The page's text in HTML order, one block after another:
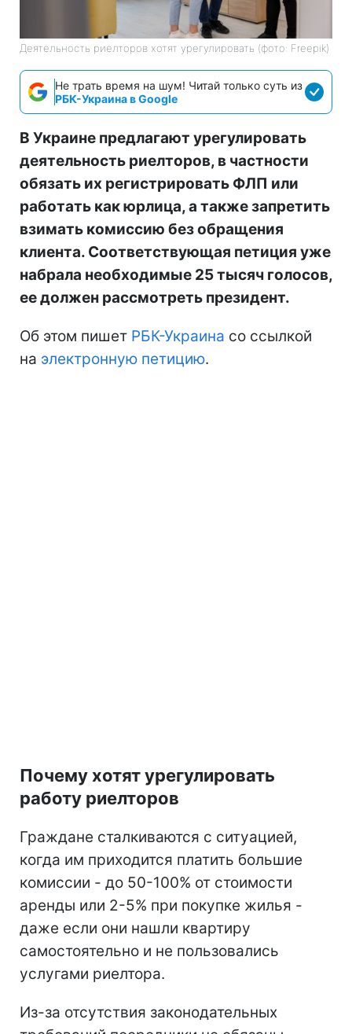
Деятельность риелторов хотят урегулировать (фото: Freepik)
Не трать время на шум! Читай только суть из
РБК-Украина в Google
В Украине предлагают урегулировать
деятельность риелторов, в частности
обязать их регистрировать ФЛП или
работать как юрлица, а также запретить
взимать комиссию без обращения
клиента. Соответствующая петиция уже
набрала необходимые 25 тысяч голосов,
ее должен рассмотреть президент.
Об этом пишет РБК-Украина со ссылкой
на электронную петицию.
Почему хотят урегулировать
работу риелторов
Граждане сталкиваются с ситуацией,
когда им приходится платить большие
комиссии - до 50-100% от стоимости
аренды или 2-5% при покупке жилья -
даже если они нашли квартиру
самостоятельно и не пользовались
услугами риелтора.
Из-за отсутствия законодательных